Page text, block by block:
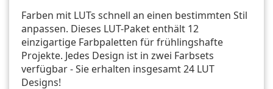
Farben mit LUTs schnell an einen bestimmten Stil
anpassen. Dieses LUT-Paket enthält 12
einzigartige Farbpaletten für frühlingshafte
Projekte. Jedes Design ist in zwei Farbsets
verfügbar - Sie erhalten insgesamt 24 LUT
Designs!